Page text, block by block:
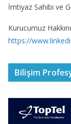
İmtiyaz Sahibi ve
Kurucumuz
https://
Bilişim